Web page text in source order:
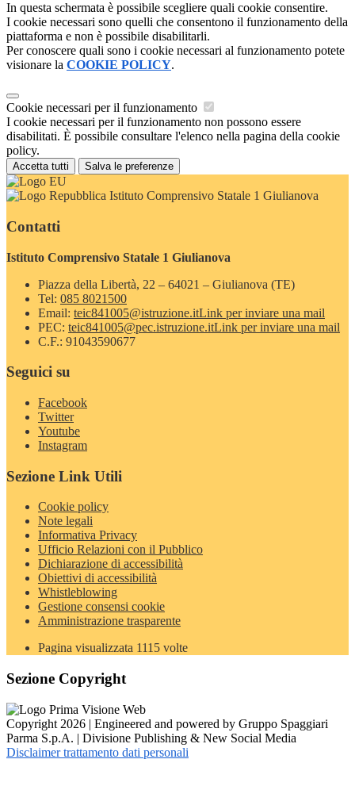
In questa schermata è possibile scegliere quali cookie consentire.
I cookie necessari sono quelli che consentono il funzionamento della
piattaforma e non è possibile disabilitarli.
Per conoscere quali sono i cookie necessari al funzionamento potete
visionare la COOKIE POLICY.
Cookie necessari per il funzionamento
I cookie necessari per il funzionamento non possono essere
disabilitati. È possibile consultare l'elenco nella pagina della cookie
policy.
Accetta tutti Salva le preferenze
Istituto Comprensivo Statale 1 Giulianova
Contatti
Istituto Comprensivo Statale 1 Giulianova
Piazza della Libertà, 22 – 64021 – Giulianova (TE)
Tel: 085 8021500
Email: teic841005@istruzione.itLink per inviare una mail
PEC: teic841005@pec.istruzione.itLink per inviare una mail
C.F.: 91043590677
Seguici su
Facebook
Twitter
Youtube
Instagram
Sezione Link Utili
Cookie policy
Note legali
Informativa Privacy
Ufficio Relazioni con il Pubblico
Dichiarazione di accessibilità
Obiettivi di accessibilità
Whistleblowing
Gestione consensi cookie
Amministrazione trasparente
Pagina visualizzata 1115 volte
Sezione Copyright
Copyright 2026 | Engineered and powered by Gruppo Spaggiari
Parma S.p.A. | Divisione Publishing & New Social Media
Disclaimer trattamento dati personali